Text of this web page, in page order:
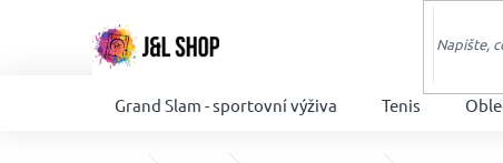
Grand Slam - sportovní výživa Tenis